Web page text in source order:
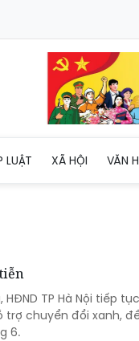
LUẬT XÃ HỘI VĂN
TP Hà Nội tiếp
chuyển đổi xanh, đề
6.